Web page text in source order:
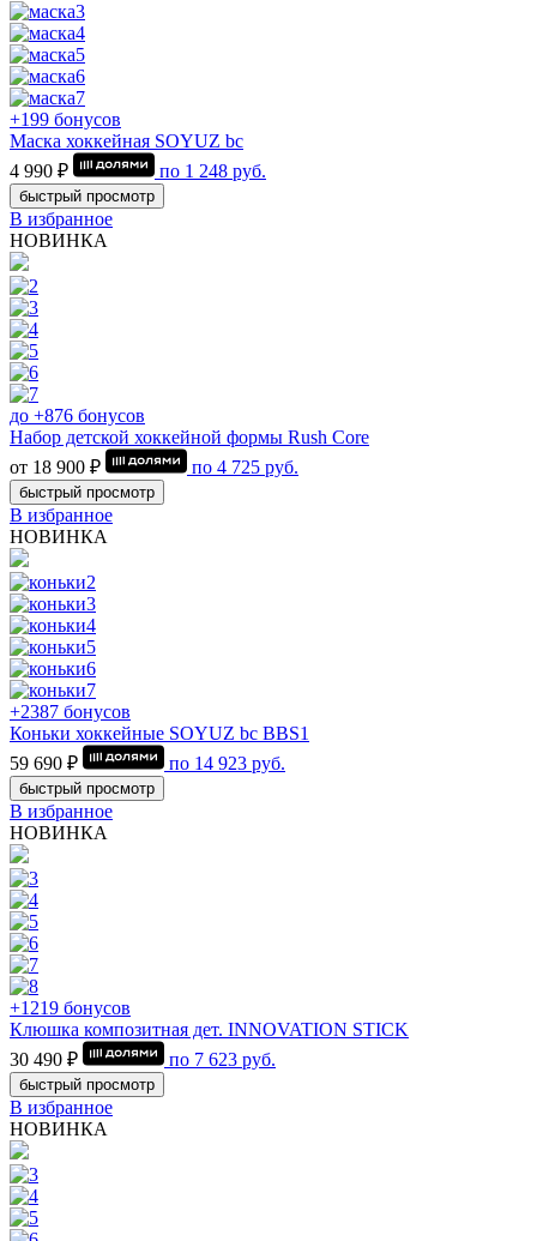
+199 бонусов
Маска хоккейная SOYUZ bc
4 990 ₽
по 1 248 руб.
быстрый просмотр
В избранное
НОВИНКА
до +876 бонусов
Набор детской хоккейной формы Rush Core
от 18 900 ₽
по 4 725 руб.
быстрый просмотр
В избранное
НОВИНКА
+2387 бонусов
Коньки хоккейные SOYUZ bc BBS1
59 690 ₽
по 14 923 руб.
быстрый просмотр
В избранное
НОВИНКА
+1219 бонусов
Клюшка композитная дет. INNOVATION STICK
30 490 ₽
по 7 623 руб.
быстрый просмотр
В избранное
НОВИНКА